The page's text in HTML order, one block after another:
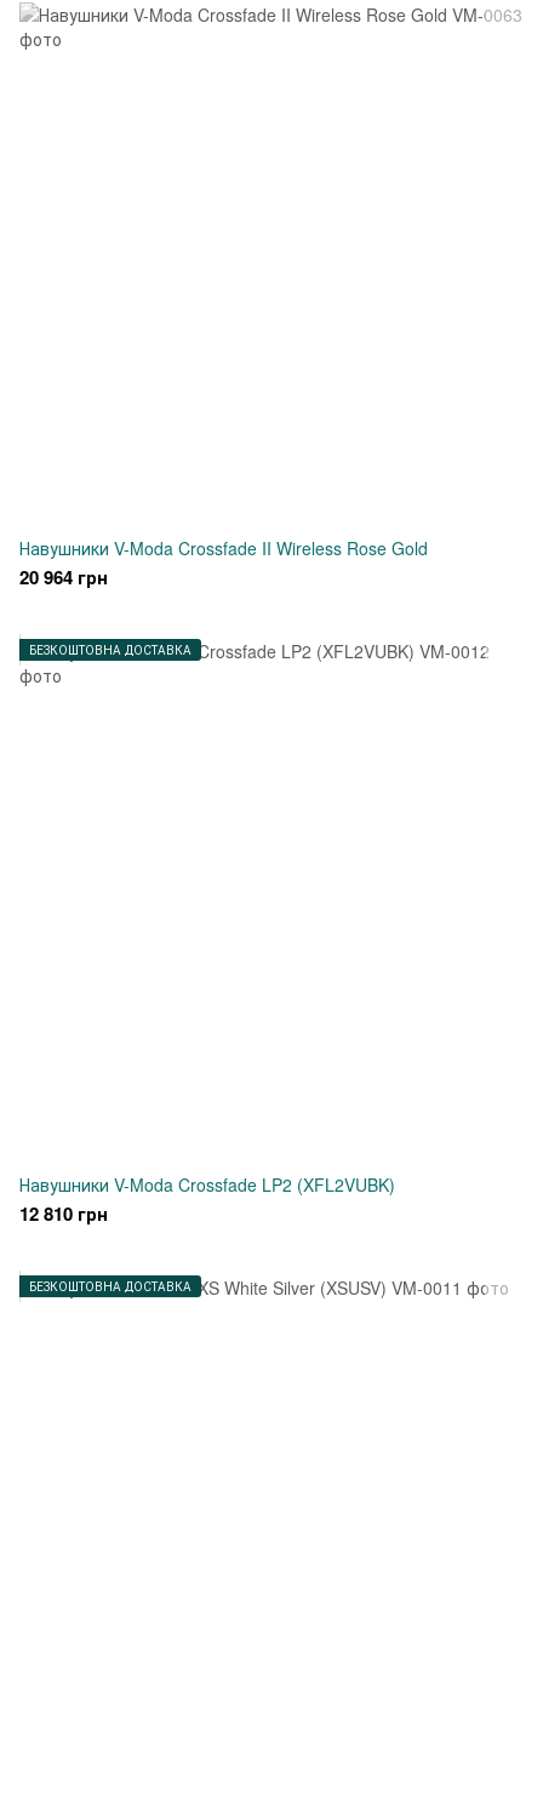
Навушники V-Moda Crossfade II Wireless Rose Gold
20 964 грн
БЕЗКОШТОВНА ДОСТАВКА
Навушники V-Moda Crossfade LP2 (XFL2VUBK)
12 810 грн
БЕЗКОШТОВНА ДОСТАВКА